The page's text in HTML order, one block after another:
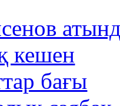
кешен
бағы